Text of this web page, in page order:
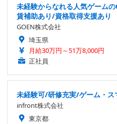
未経験からなれる人気ゲーム
賃補助あり/資格取得支援あり
GOEN株式会社
埼玉県
月給30万円～51万8,000円
正社員
未経験可/研修充実/ゲーム・ス
infront株式会社
東京都